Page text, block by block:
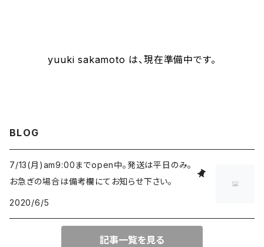
yuuki sakamoto は、現在準備中です。
BLOG
7/13(月)am9:00までopen中。発送は平日のみ。
お急ぎの場合は備考欄にてお知らせ下さい。
2020/6/5
記事一覧を見る